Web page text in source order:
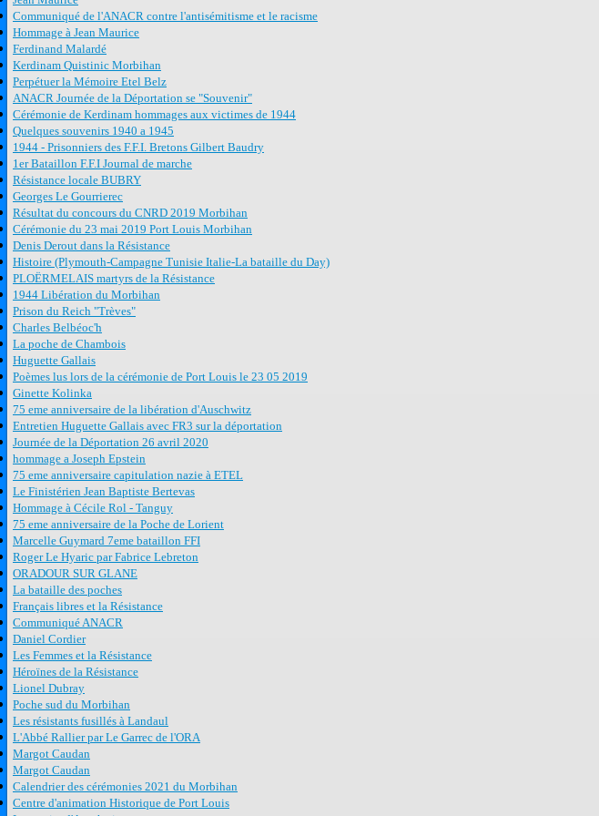
Communiqué de l'ANACR contre l'antisémitisme et le racisme
Hommage à Jean Maurice
Ferdinand Malardé
Kerdinam Quistinic Morbihan
Perpétuer la Mémoire Etel Belz
ANACR Journée de la Déportation se "Souvenir"
Cérémonie de Kerdinam hommages aux victimes de 1944
Quelques souvenirs 1940 a 1945
1944 - Prisonniers des F.F.I. Bretons Gilbert Baudry
1er Bataillon F.F.I Journal de marche
Résistance locale BUBRY
Georges Le Gourrierec
Résultat du concours du CNRD 2019 Morbihan
Cérémonie du 23 mai 2019 Port Louis Morbihan
Denis Derout dans la Résistance
Histoire (Plymouth-Campagne Tunisie Italie-La bataille du Day)
PLOËRMELAIS martyrs de la Résistance
1944 Libération du Morbihan
Prison du Reich "Trèves"
Charles Belbéoc'h
La poche de Chambois
Huguette Gallais
Poèmes lus lors de la cérémonie de Port Louis le 23 05 2019
Ginette Kolinka
75 eme anniversaire de la libération d'Auschwitz
Entretien Huguette Gallais avec FR3 sur la déportation
Journée de la Déportation 26 avril 2020
hommage a Joseph Epstein
75 eme anniversaire capitulation nazie à ETEL
Le Finistérien Jean Baptiste Bertevas
Hommage à Cécile Rol - Tanguy
75 eme anniversaire de la Poche de Lorient
Marcelle Guymard 7eme bataillon FFI
Roger Le Hyaric par Fabrice Lebreton
ORADOUR SUR GLANE
La bataille des poches
Français libres et la Résistance
Communiqué ANACR
Daniel Cordier
Les Femmes et la Résistance
Héroïnes de la Résistance
Lionel Dubray
Poche sud du Morbihan
Les résistants fusillés à Landaul
L'Abbé Rallier par Le Garrec de l'ORA
Margot Caudan
Margot Caudan
Calendrier des cérémonies 2021 du Morbihan
Centre d'animation Historique de Port Louis